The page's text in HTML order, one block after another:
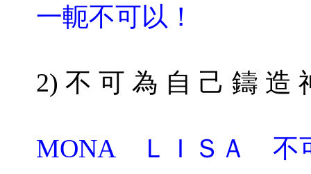
一軛不可以！
2) 不 可 為 自 己 鑄 造
MONA ＬＩＳＡ 不